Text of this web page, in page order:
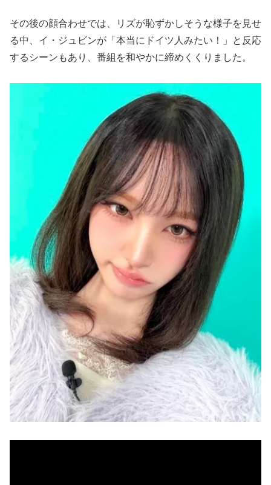
その後の顔合わせでは、リズが恥ずかしそうな様子を見せ
る中、イ・ジュビンが「本当にドイツ人みたい！」と反応
するシーンもあり、番組を和やかに締めくくりました。